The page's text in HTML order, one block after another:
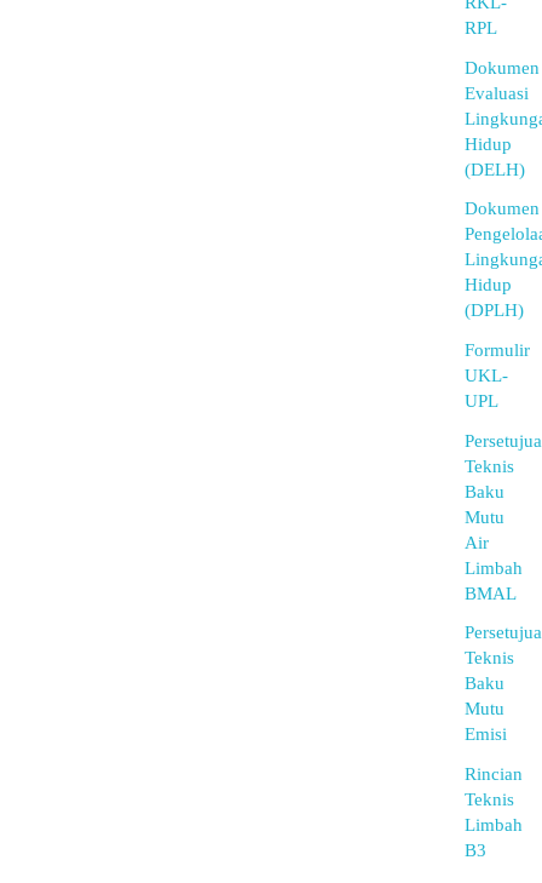
RPL
Dokumen
Evaluasi
Hidup
(DELH)
Dokumen
Hidup
(DPLH)
Formulir
UKL-
UPL
Teknis
Baku
Mutu
Air
Limbah
BMAL
Teknis
Baku
Mutu
Emisi
Rincian
Teknis
Limbah
B3